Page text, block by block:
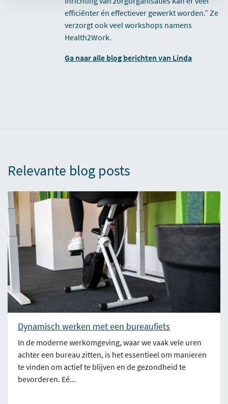
efficiënter én effectiever gewerkt worden.” Ze
verzorgt ook veel workshops namens
Health2Work.
Ga naar alle blog berichten van Linda
Relevante blog posts
Dynamisch werken met een bureaufiets
In de moderne werkomgeving, waar we vaak vele uren
achter een bureau zitten, is het essentieel om manieren
te vinden om actief te blijven en de gezondheid te
bevorderen. Eé...